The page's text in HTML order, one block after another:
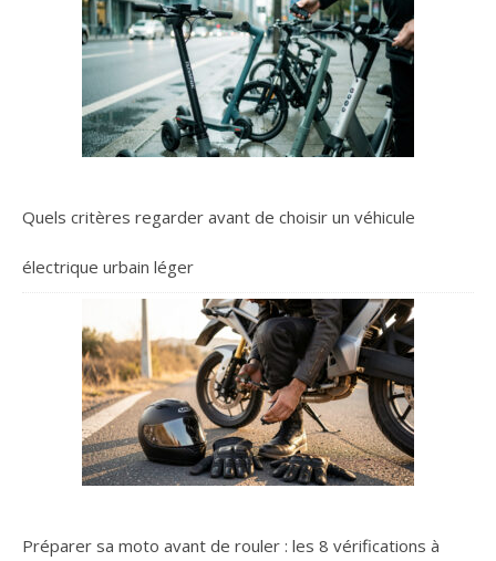
Quels critères regarder avant de choisir un véhicule
électrique urbain léger
Préparer sa moto avant de rouler : les 8 vérifications à